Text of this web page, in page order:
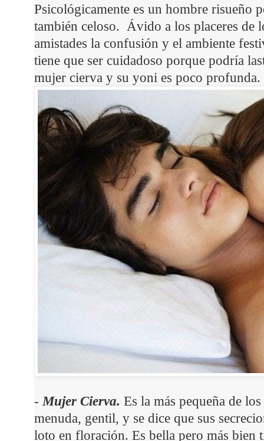
Psicológicamente es un hombre risueño
también celoso. Ávido a los placeres de
amistades la confusión y el ambiente
tiene que ser cuidadoso porque podría
mujer cierva y su yoni es poco profunda.
- Mujer Cierva. Es la más pequeña de
menuda, gentil, y se dice que sus
loto en floración. Es bella pero más